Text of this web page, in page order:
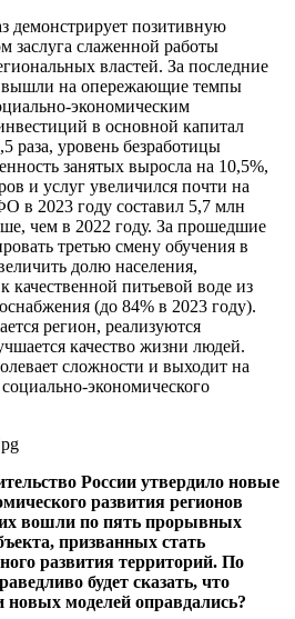
демонстрирует позитивную
заслуга слаженной работы
властей. За последние
на опережающие темпы
экономическим
в основной капитал
раза, уровень безработицы
занятых выросла на 10,5%,
и услуг увеличился почти на
в 2023 году составил 5,7 млн
чем в 2022 году. За прошедшие
третью смену обучения в
долю населения,
качественной питьевой воде из
(до 84% в 2023 году).
регион, реализуются
качество жизни людей.
сложности и выходит на
экономического
России утвердило новые
развития регионов
вошли по пять прорывных
призванных стать
развития территорий. По
будет сказать, что
новых моделей оправдались?